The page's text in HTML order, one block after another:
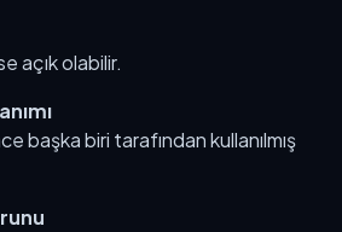
açık olabilir.
başka biri tarafından kullanılmış